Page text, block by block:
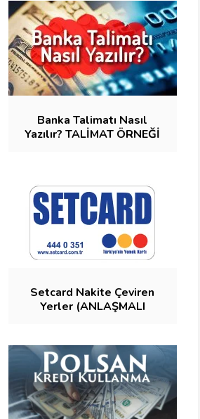
Banka Talimatı Nasıl
Yazılır? TALİMAT ÖRNEĞİ
Setcard Nakite Çeviren
Yerler (ANLAŞMALI